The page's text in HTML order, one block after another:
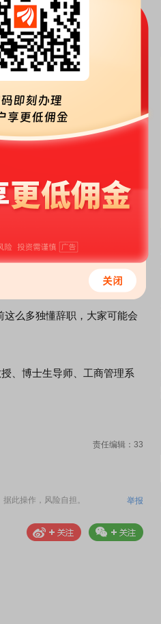
事长，宋志平同志是副理
法律为经济服务，在尊重国
都要到实践中去锻炼，成为
市公司担任独立董事。
希望我们商学院郭颖主任来
业独董风波事件。”
次拜访，他说：“在我离任
但是遗憾的是，在这个事情
么多独懂辞职，大家可能会
、博士生导师、工商管理系
责任编辑：33
此操作，风险自担。 举报